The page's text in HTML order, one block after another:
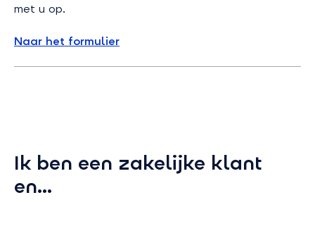
met u op.
Naar het formulier
Ik ben een zakelijke klant
en...